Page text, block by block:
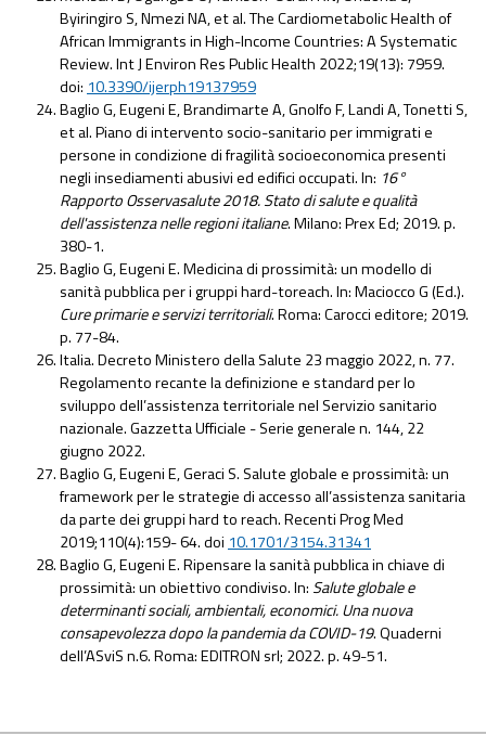
Byiringiro S, Nmezi NA, et al. The Cardiometabolic Health of
African Immigrants in High-Income Countries: A Systematic
Review. Int J Environ Res Public Health 2022;19(13): 7959.
doi: 10.3390/ijerph19137959
Baglio G, Eugeni E, Brandimarte A, Gnolfo F, Landi A, Tonetti S,
et al. Piano di intervento socio-sanitario per immigrati e
persone in condizione di fragilità socioeconomica presenti
negli insediamenti abusivi ed edifici occupati. In: 16°
Rapporto Osservasalute 2018. Stato di salute e qualità
dell'assistenza nelle regioni italiane. Milano: Prex Ed; 2019. p.
380-1.
Baglio G, Eugeni E. Medicina di prossimità: un modello di
sanità pubblica per i gruppi hard-toreach. In: Maciocco G (Ed.).
Cure primarie e servizi territoriali. Roma: Carocci editore; 2019.
p. 77-84.
Italia. Decreto Ministero della Salute 23 maggio 2022, n. 77.
Regolamento recante la definizione e standard per lo
sviluppo dell’assistenza territoriale nel Servizio sanitario
nazionale. Gazzetta Ufficiale - Serie generale n. 144, 22
giugno 2022.
Baglio G, Eugeni E, Geraci S. Salute globale e prossimità: un
framework per le strategie di accesso all’assistenza sanitaria
da parte dei gruppi hard to reach. Recenti Prog Med
2019;110(4):159- 64. doi 10.1701/3154.31341
Baglio G, Eugeni E. Ripensare la sanità pubblica in chiave di
prossimità: un obiettivo condiviso. In: Salute globale e
determinanti sociali, ambientali, economici. Una nuova
consapevolezza dopo la pandemia da COVID-19. Quaderni
dell’ASviS n.6. Roma: EDITRON srl; 2022. p. 49-51.